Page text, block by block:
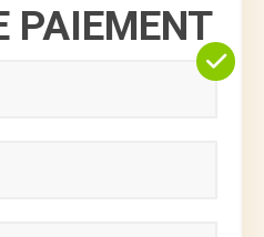
PAIEMENT